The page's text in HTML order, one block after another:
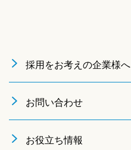
採用をお考えの企業様へ
お問い合わせ
お役立ち情報